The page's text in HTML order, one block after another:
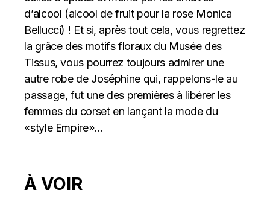
d’alcool (alcool de fruit pour la rose Monica
Bellucci) ! Et si, après tout cela, vous regrettez
la grâce des motifs floraux du Musée des
Tissus, vous pourrez toujours admirer une
autre robe de Joséphine qui, rappelons-le au
passage, fut une des premières à libérer les
femmes du corset en lançant la mode du
«style Empire»…
À VOIR